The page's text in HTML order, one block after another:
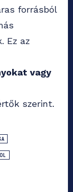
forrásból
Ez az
vagy
szerint.